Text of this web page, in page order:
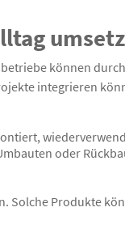
können
integrieren
oder
Produkte